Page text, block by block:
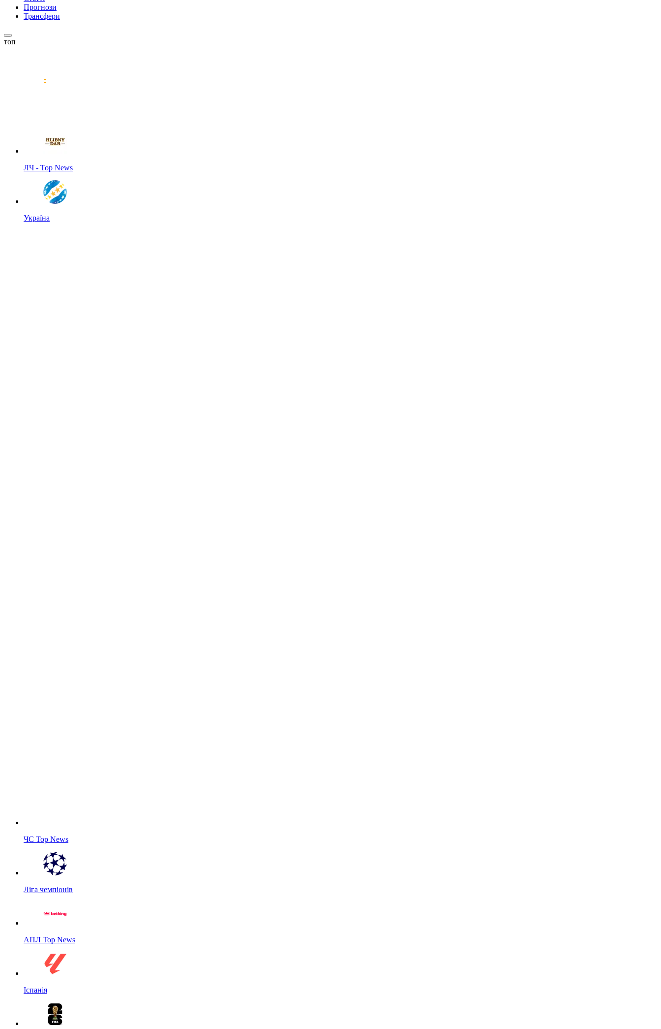
Прогнози
Трансфери
топ
ЛЧ - Top News
Україна
ЧС Top News
Ліга чемпіонів
АПЛ Top News
Іспанія